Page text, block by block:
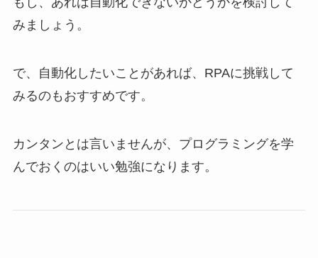
みましょう。
で、自動化したいことがあれば、RPAに挑戦して
みるのもおすすめです。
カンタンとは言いませんが、プログラミングを学
んでおくのはいい勉強になります。